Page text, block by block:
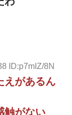
ID:p7mIZ/8N
えがあるん
触がない